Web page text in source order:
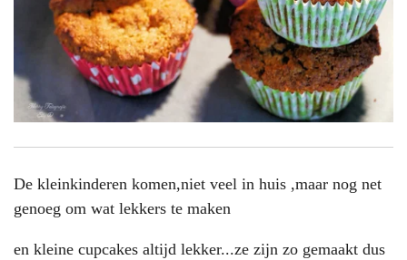
De kleinkinderen komen,niet veel in huis ,maar nog net
genoeg om wat lekkers te maken
en kleine cupcakes altijd lekker...ze zijn zo gemaakt dus